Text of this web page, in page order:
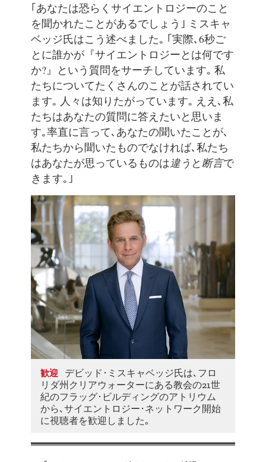
｢あなたは恐らくサイエントロジーのこと
を聞かれたことがあるでしょう｣ ミスキャ
ベッジ氏はこう述べました｡ ｢実際､6秒ご
とに誰かが『サイエントロジーとは何です
か?』という質問をサーチしています｡ 私
たちについてたくさんのことが話されてい
ます｡ 人々は知りたがっています｡ ええ､私
たちはあなたの質問に答えたいと思いま
す｡率直に言って､あなたの聞いたことが､
私たちから聞いたものでなければ､私たち
はあなたが思っているものは違う と 断言で
きます｡｣
歓迎
デビッド･ミスキャベッジ氏は､フロ
リダ州クリアウォーターにある教会の21世
紀のフラッグ･ビルディングのアトリウム
から､サイエントロジー･ネットワーク開始
に視聴者を歓迎しました｡